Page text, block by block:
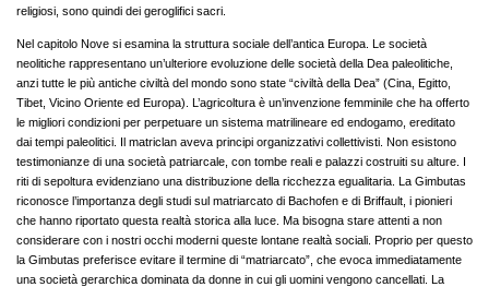
religiosi, sono quindi dei geroglifici sacri.
Nel capitolo Nove si esamina la struttura sociale dell’antica Europa. Le società
neolitiche rappresentano un’ulteriore evoluzione delle società della Dea paleolitiche,
anzi tutte le più antiche civiltà del mondo sono state “civiltà della Dea” (Cina, Egitto,
Tibet, Vicino Oriente ed Europa). L’agricoltura è un’invenzione femminile che ha offerto
le migliori condizioni per perpetuare un sistema matrilineare ed endogamo, ereditato
dai tempi paleolitici. Il matriclan aveva principi organizzativi collettivisti. Non esistono
testimonianze di una società patriarcale, con tombe reali e palazzi costruiti su alture. I
riti di sepoltura evidenziano una distribuzione della ricchezza egualitaria. La Gimbutas
riconosce l’importanza degli studi sul matriarcato di Bachofen e di Briffault, i pionieri
che hanno riportato questa realtà storica alla luce. Ma bisogna stare attenti a non
considerare con i nostri occhi moderni queste lontane realtà sociali. Proprio per questo
la Gimbutas preferisce evitare il termine di “matriarcato”, che evoca immediatamente
una società gerarchica dominata da donne in cui gli uomini vengono cancellati. La